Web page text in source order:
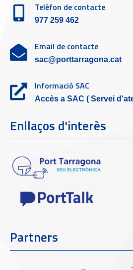
Telèfon de contacte
977 259 462
Email de contacte
sac@porttarragona.cat
Informació SAC
Accès a SAC ( Servei
Enllaços d'interès
Partners